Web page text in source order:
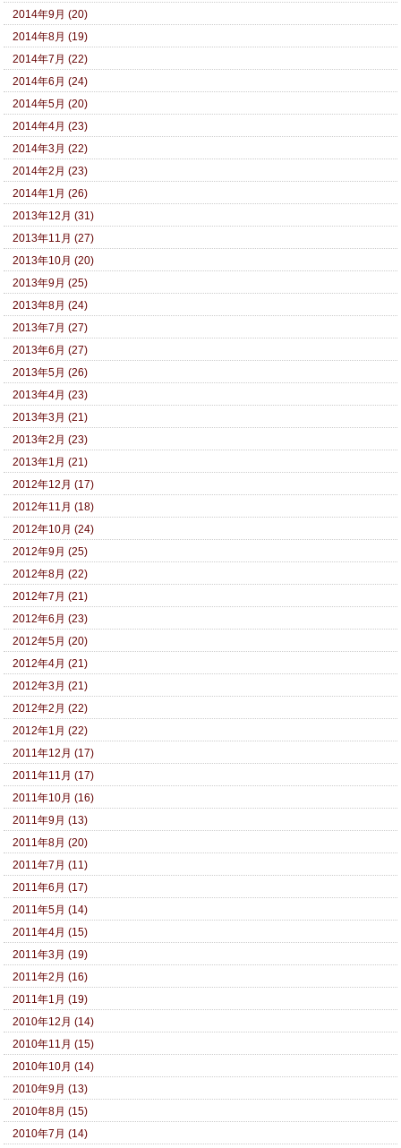
2014年9月 (20)
2014年8月 (19)
2014年7月 (22)
2014年6月 (24)
2014年5月 (20)
2014年4月 (23)
2014年3月 (22)
2014年2月 (23)
2014年1月 (26)
2013年12月 (31)
2013年11月 (27)
2013年10月 (20)
2013年9月 (25)
2013年8月 (24)
2013年7月 (27)
2013年6月 (27)
2013年5月 (26)
2013年4月 (23)
2013年3月 (21)
2013年2月 (23)
2013年1月 (21)
2012年12月 (17)
2012年11月 (18)
2012年10月 (24)
2012年9月 (25)
2012年8月 (22)
2012年7月 (21)
2012年6月 (23)
2012年5月 (20)
2012年4月 (21)
2012年3月 (21)
2012年2月 (22)
2012年1月 (22)
2011年12月 (17)
2011年11月 (17)
2011年10月 (16)
2011年9月 (13)
2011年8月 (20)
2011年7月 (11)
2011年6月 (17)
2011年5月 (14)
2011年4月 (15)
2011年3月 (19)
2011年2月 (16)
2011年1月 (19)
2010年12月 (14)
2010年11月 (15)
2010年10月 (14)
2010年9月 (13)
2010年8月 (15)
2010年7月 (14)